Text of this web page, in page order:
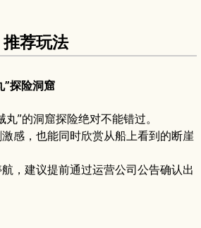
荐玩法
”探险洞窟
”的洞窟探险绝对不能错过。
感，也能同时欣赏从船上看到的断崖
，建议提前通过运营公司公告确认出